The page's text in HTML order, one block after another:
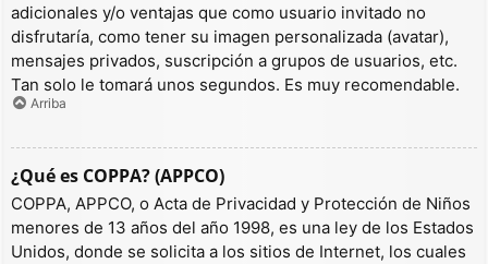
adicionales y/o ventajas que como usuario invitado no
disfrutaría, como tener su imagen personalizada (avatar),
mensajes privados, suscripción a grupos de usuarios, etc.
Tan solo le tomará unos segundos. Es muy recomendable.
Arriba
¿Qué es COPPA? (APPCO)
COPPA, APPCO, o Acta de Privacidad y Protección de Niños
menores de 13 años del año 1998, es una ley de los Estados
Unidos, donde se solicita a los sitios de Internet, los cuales